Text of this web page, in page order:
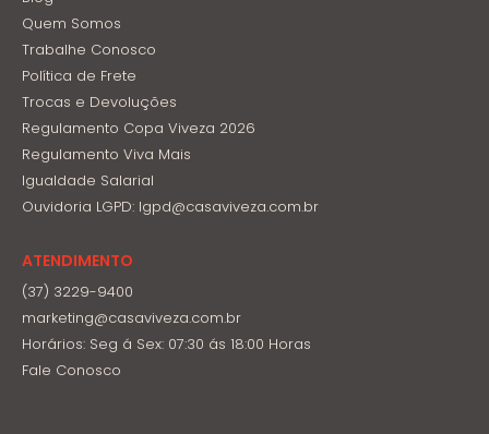
Quem Somos
Trabalhe Conosco
Política de Frete
Trocas e Devoluções
Regulamento Copa Viveza 2026
Regulamento Viva Mais
Igualdade Salarial
Ouvidoria LGPD: lgpd@casaviveza.com.br
ATENDIMENTO
(37) 3229-9400
marketing@casaviveza.com.br
Horários: Seg á Sex: 07:30 ás 18:00 Horas
Fale Conosco